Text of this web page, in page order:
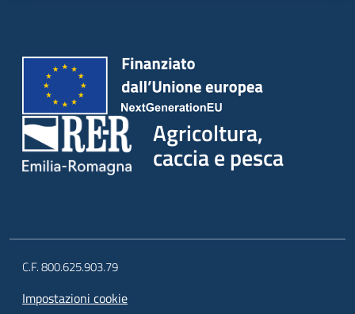
Agricoltura,
caccia e pesca
C.F. 800.625.903.79
Impostazioni cookie